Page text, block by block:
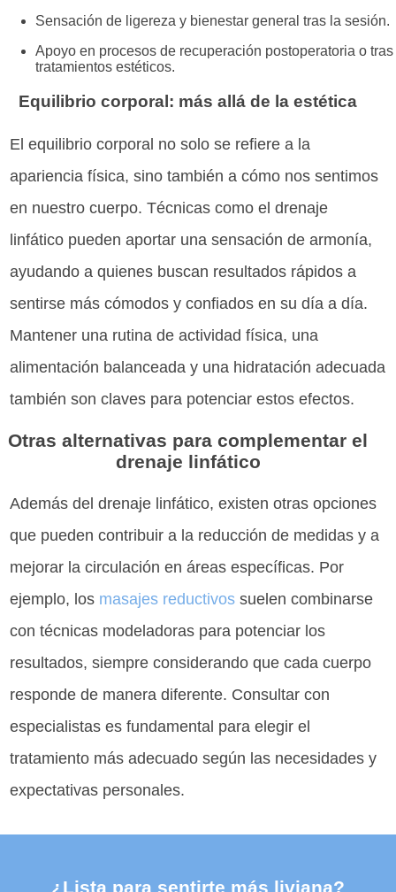
Sensación de ligereza y bienestar general tras la sesión.
Apoyo en procesos de recuperación postoperatoria o tras
tratamientos estéticos.
Equilibrio corporal: más allá de la estética
El equilibrio corporal no solo se refiere a la
apariencia física, sino también a cómo nos sentimos
en nuestro cuerpo. Técnicas como el drenaje
linfático pueden aportar una sensación de armonía,
ayudando a quienes buscan resultados rápidos a
sentirse más cómodos y confiados en su día a día.
Mantener una rutina de actividad física, una
alimentación balanceada y una hidratación adecuada
también son claves para potenciar estos efectos.
Otras alternativas para complementar el
drenaje linfático
Además del drenaje linfático, existen otras opciones
que pueden contribuir a la reducción de medidas y a
mejorar la circulación en áreas específicas. Por
ejemplo, los masajes reductivos suelen combinarse
con técnicas modeladoras para potenciar los
resultados, siempre considerando que cada cuerpo
responde de manera diferente. Consultar con
especialistas es fundamental para elegir el
tratamiento más adecuado según las necesidades y
expectativas personales.
¿Lista para sentirte más liviana?